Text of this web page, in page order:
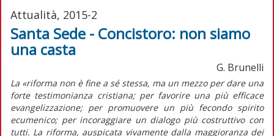
Attualità, 2015-2
Santa Sede - Concistoro: non siamo
una casta
G. Brunelli
La «riforma non è fine a sé stessa, ma un mezzo per dare una
forte testimonianza cristiana; per favorire una più efficace
evangelizzazione; per promuovere un più fecondo spirito
ecumenico; per incoraggiare un dialogo più costruttivo con
tutti. La riforma, auspicata vivamente dalla maggioranza dei